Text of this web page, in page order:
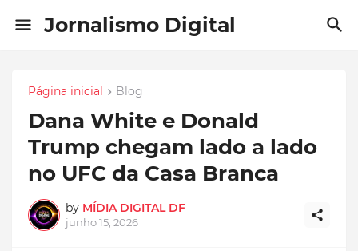
Jornalismo Digital
Página inicial Blog
Dana White e Donald
Trump chegam lado a lado
no UFC da Casa Branca
by MÍDIA DIGITAL DF
junho 15, 2026